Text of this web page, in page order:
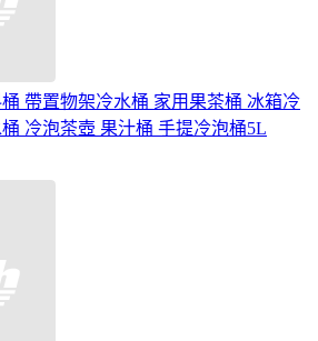
帶置物架冷水桶 家用果茶桶 冰箱冷
冷泡茶壺 果汁桶 手提冷泡桶5L